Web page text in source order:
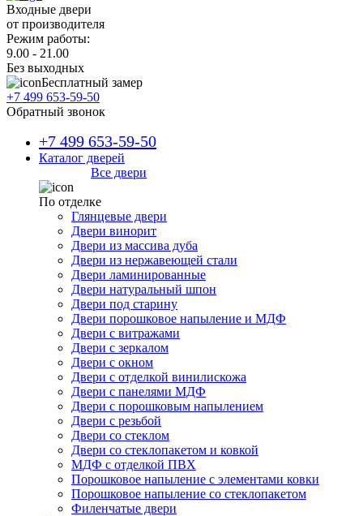
Входные двери
от производителя
Режим работы:
9.00 - 21.00
Без выходных
Бесплатный замер
+7 499 653-59-50
Обратный звонок
+7 499 653-59-50
Каталог дверей
Все двери
По отделке
Глянцевые двери
Двери винорит
Двери из массива дуба
Двери из нержавеющей стали
Двери ламинированные
Двери натуральный шпон
Двери под старину
Двери порошковое напыление и МДФ
Двери с витражами
Двери с зеркалом
Двери с окном
Двери с отделкой винилискожа
Двери с панелями МДФ
Двери с порошковым напылением
Двери с резьбой
Двери со стеклом
Двери со стеклопакетом и ковкой
МДФ с отделкой ПВХ
Порошковое напыление с элементами ковки
Порошковое напыление со стеклопакетом
Филенчатые двери